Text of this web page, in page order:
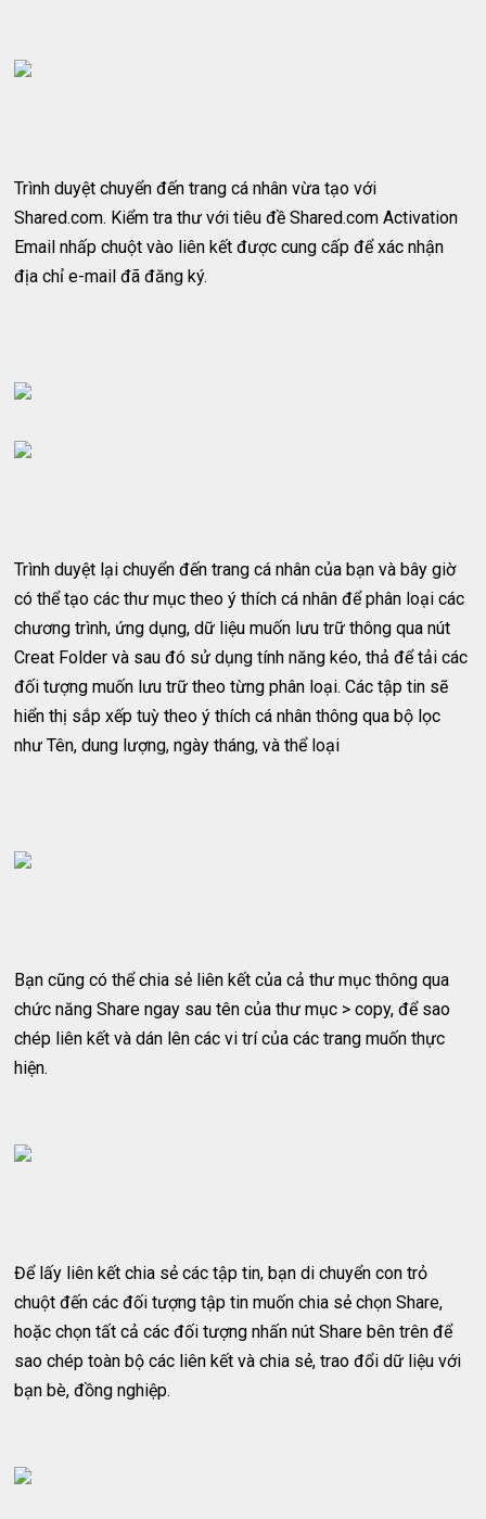
Trình duyệt chuyển đến trang cá nhân vừa tạo với
Shared.com. Kiểm tra thư với tiêu đề Shared.com Activation
Email nhấp chuột vào liên kết được cung cấp để xác nhận
địa chỉ e-mail đã đăng ký.
Trình duyệt lại chuyển đến trang cá nhân của bạn và bây giờ
có thể tạo các thư mục theo ý thích cá nhân để phân loại các
chương trình, ứng dụng, dữ liệu muốn lưu trữ thông qua nút
Creat Folder và sau đó sử dụng tính năng kéo, thả để tải các
đối tượng muốn lưu trữ theo từng phân loại. Các tập tin sẽ
hiển thị sắp xếp tuỳ theo ý thích cá nhân thông qua bộ lọc
như Tên, dung lượng, ngày tháng, và thể loại
Bạn cũng có thể chia sẻ liên kết của cả thư mục thông qua
chức năng Share ngay sau tên của thư mục > copy, để sao
chép liên kết và dán lên các vi trí của các trang muốn thực
hiện.
Để lấy liên kết chia sẻ các tập tin, bạn di chuyển con trỏ
chuột đến các đối tượng tập tin muốn chia sẻ chọn Share,
hoặc chọn tất cả các đối tượng nhấn nút Share bên trên để
sao chép toàn bộ các liên kết và chia sẻ, trao đổi dữ liệu với
bạn bè, đồng nghiệp.